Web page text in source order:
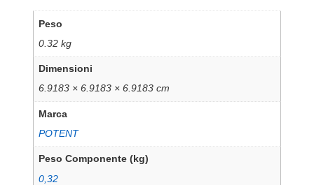
Peso
0.32 kg
Dimensioni
6.9183 × 6.9183 × 6.9183 cm
Marca
POTENT
Peso Componente (kg)
0,32